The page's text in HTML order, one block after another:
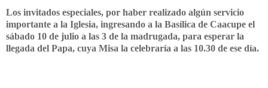
Los invitados especiales, por haber realizado algún servicio
importante a la Iglesia, ingresando a la Basílica de Caacupe el
sábado 10 de julio a las 3 de la madrugada, para esperar la
llegada del Papa, cuya Misa la celebraría a las 10.30 de ese día.